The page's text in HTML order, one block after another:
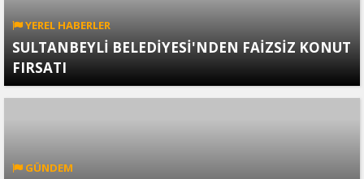
YEREL HABERLER
SULTANBEYLİ BELEDİYESİ'NDEN FAİZSİZ KONUT
FIRSATI
GÜNDEM